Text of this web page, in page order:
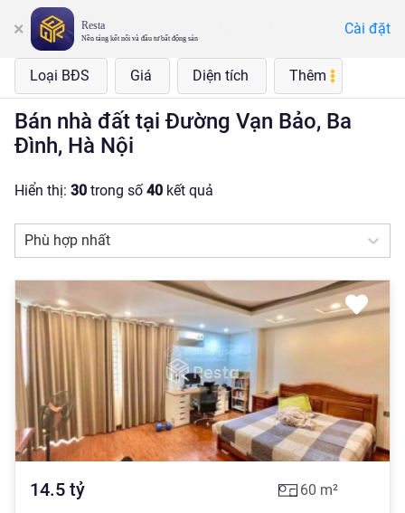
Resta
Nền tảng kết nối và đầu tư bất động sản
Cài đặt
Loại BĐS Giá Diện tích Thêm
Bán nhà đất tại Đường Vạn Bảo, Ba
Đình, Hà Nội
Hiển thị: 30 trong số40 kết quả
Phù hợp nhất
14.5 tỷ 60 m²